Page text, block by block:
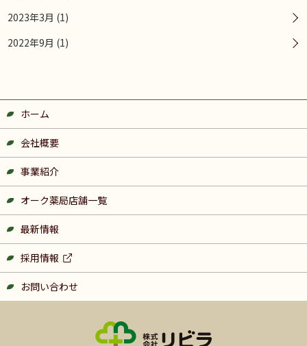
2023年3月 (1)
2022年9月 (1)
ホーム
会社概要
事業紹介
オーク薬局店舗一覧
最新情報
採用情報
お問い合わせ